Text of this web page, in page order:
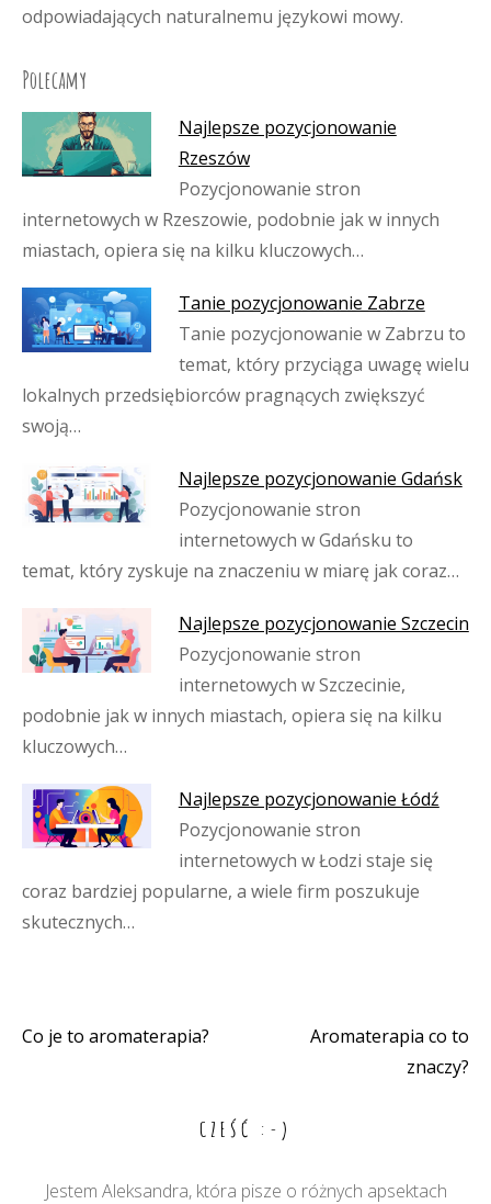
odpowiadających naturalnemu językowi mowy.
Polecamy
Najlepsze pozycjonowanie
Rzeszów
Pozycjonowanie stron
internetowych w Rzeszowie, podobnie jak w innych
miastach, opiera się na kilku kluczowych…
Tanie pozycjonowanie Zabrze
Tanie pozycjonowanie w Zabrzu to
temat, który przyciąga uwagę wielu
lokalnych przedsiębiorców pragnących zwiększyć
swoją…
Najlepsze pozycjonowanie Gdańsk
Pozycjonowanie stron
internetowych w Gdańsku to
temat, który zyskuje na znaczeniu w miarę jak coraz…
Najlepsze pozycjonowanie Szczecin
Pozycjonowanie stron
internetowych w Szczecinie,
podobnie jak w innych miastach, opiera się na kilku
kluczowych…
Najlepsze pozycjonowanie Łódź
Pozycjonowanie stron
internetowych w Łodzi staje się
coraz bardziej popularne, a wiele firm poszukuje
skutecznych…
Nawigacja
Co je to aromaterapia?
Aromaterapia co to
znaczy?
CZEŚĆ :-)
Jestem Aleksandra, która pisze o różnych apsektach